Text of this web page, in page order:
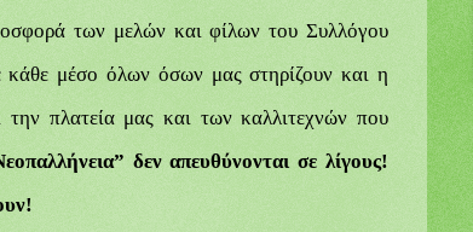
των μελών και φίλων του Συλλόγου
μέσο όλων όσων μας στηρίζουν και η
πλατεία μας και των καλλιτεχνών που
δεν απευθύνονται σε λίγους!